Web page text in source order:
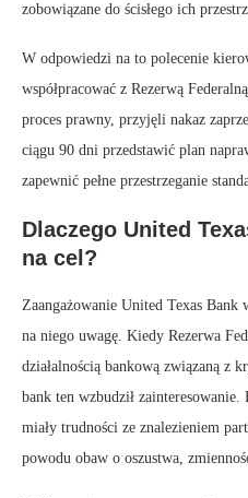
zobowiązane do ścisłego ich
W odpowiedzi na to polecenie
współpracować z Rezerwą
proces prawny, przyjęli nakaz
ciągu 90 dni przedstawić plan
zapewnić pełne przestrzeganie
Dlaczego United
na cel?
Zaangażowanie United Texas
na niego uwagę. Kiedy Rezerwa
działalnością bankową związaną z
bank ten wzbudził
miały trudności ze znalezieniem
powodu obaw o oszustwa,